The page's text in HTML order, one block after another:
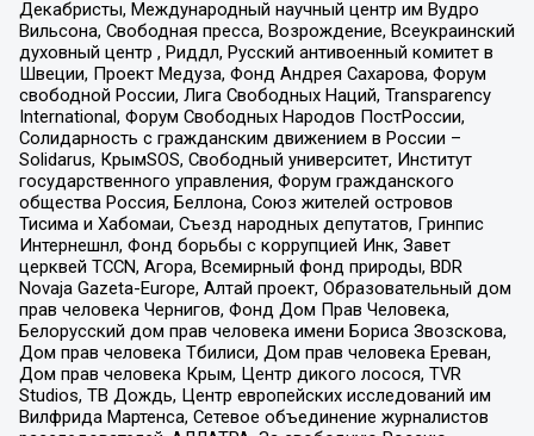
Декабристы, Международный научный центр им Вудро
Вильсона, Свободная пресса, Возрождение, Всеукраинский
духовный центр , Риддл, Русский антивоенный комитет в
Швеции, Проект Медуза, Фонд Андрея Сахарова, Форум
свободной России, Лига Свободных Наций, Transparеncy
International, Форум Свободных Народов ПостРоссии,
Солидарность с гражданским движением в России –
Solidarus, КрымSOS, Свободный университет, Институт
государственного управления, Форум гражданского
общества Россия, Беллона, Союз жителей островов
Тисима и Хабомаи, Съезд народных депутатов, Гринпис
Интернешнл, Фонд борьбы с коррупцией Инк, Завет
церквей TCCN, Агора, Всемирный фонд природы, BDR
Novaja Gazeta-Europe, Алтай проект, Образовательный дом
прав человека Чернигов, Фонд Дом Прав Человека,
Белорусский дом прав человека имени Бориса Звозскова,
Дом прав человека Тбилиси, Дом прав человека Ереван,
Дом прав человека Крым, Центр дикого лосося, TVR
Studios, ТВ Дождь, Центр европейских исследований им
Вилфрида Мартенса, Сетевое объединение журналистов